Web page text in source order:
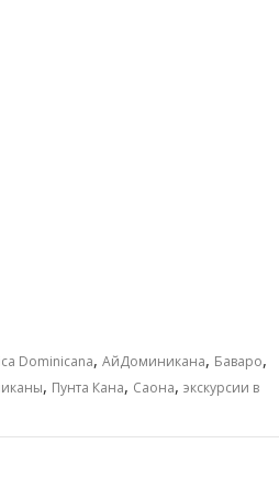
Dominicana, АйДоминикана, Баваро,
, Пунта Кана, Саона, экскурсии в